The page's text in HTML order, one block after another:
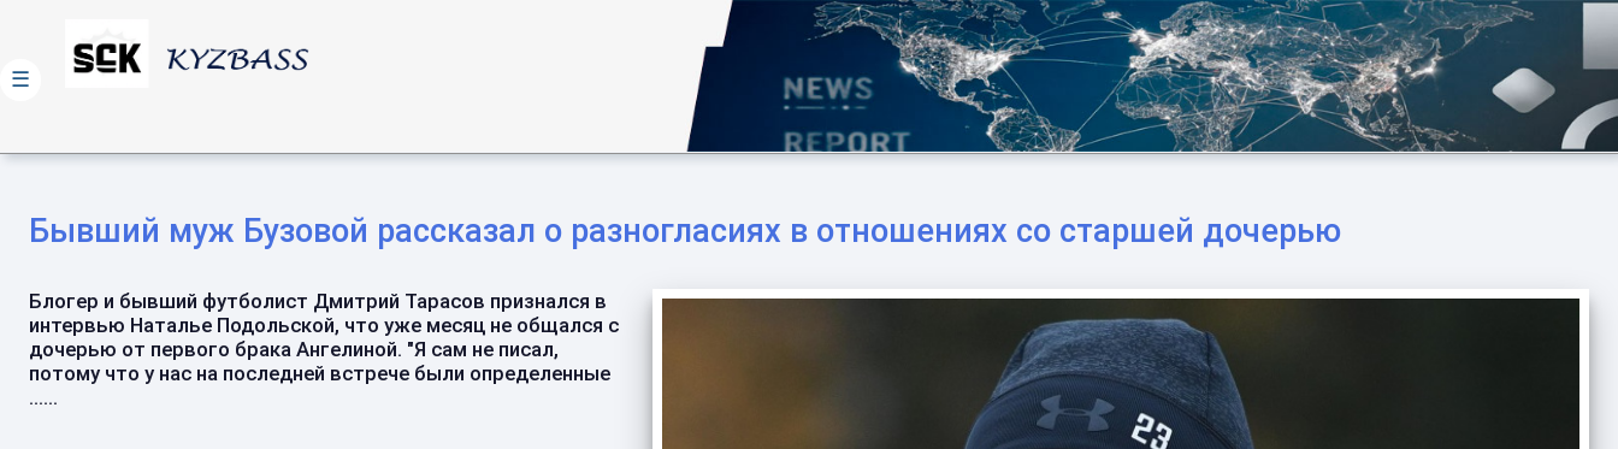
Бывший муж Бузовой рассказал о разногласиях в отношениях со старшей дочерью
Блогер и бывший футболист Дмитрий Тарасов признался в
интервью Наталье Подольской, что уже месяц не общался с
дочерью от первого брака Ангелиной. "Я сам не писал,
потому что у нас на последней встрече были определенные
......
☰